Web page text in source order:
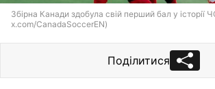
Збірна Канади здобула свій перший бал у історії
x.com/CanadaSoccerEN)
Поділитися